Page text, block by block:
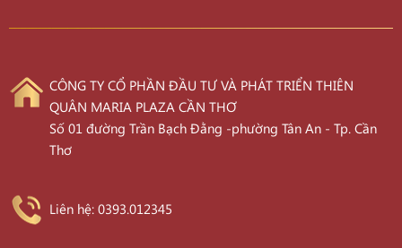
CÔNG TY CỔ PHẦN ĐẦU TƯ VÀ PHÁT TRIỂN THIÊN
QUÂN MARIA PLAZA CẦN THƠ
Số 01 đường Trần Bạch Đằng -phường Tân An - Tp. Cần
Thơ
Liên hệ: 0393.012345